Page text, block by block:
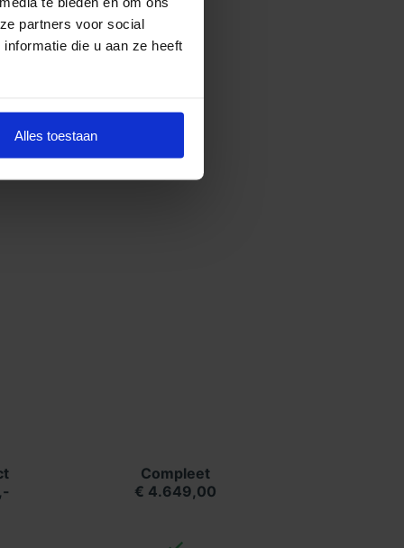
partners voor social
die u aan ze heeft
Alles toestaan
Compleet
€ 4.649,00